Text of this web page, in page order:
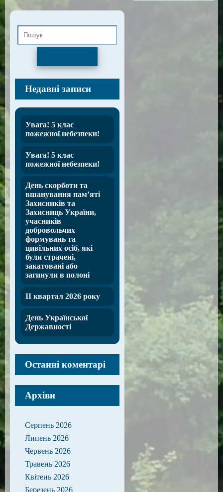
Недавні записи
Увага! 5 клас
пожежної небезпеки!
Увага! 5 клас
пожежної небезпеки!
День скорботи та
вшанування пам’яті
Захисників та
Захисниць України,
учасників
добровольчих
формувань та
цивільних осіб, які
були страчені,
закатовані або
загинули в полоні
ІІ квартал 2026 року
День Української
Державності
Останні коментарі
Архіви
Серпень 2026
Липень 2026
Червень 2026
Травень 2026
Квітень 2026
Березень 2026